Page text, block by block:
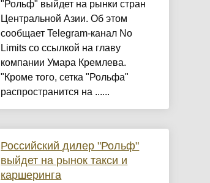
"Рольф" выйдет на рынки стран
Центральной Азии. Об этом
сообщает Telegram-канал No
Limits со ссылкой на главу
компании Умара Кремлева.
"Кроме того, сетка "Рольфа"
распространится на ......
Российский дилер "Рольф"
выйдет на рынок такси и
каршеринга